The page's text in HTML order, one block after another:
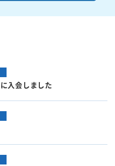
入会しました